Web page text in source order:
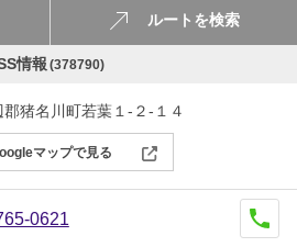
情報 (378790)
猪名川町若葉１-２-１４
マップで見る
0621
ルートを検索